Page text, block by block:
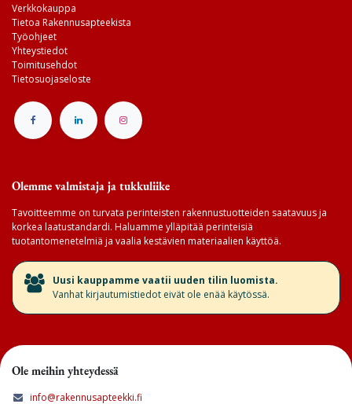
Verkkokauppa
Tietoa Rakennusapteekista
Työohjeet
Yhteystiedot
Toimitusehdot
Tietosuojaseloste
Olemme valmistaja ja tukkuliike
Tavoitteemme on turvata perinteisten rakennustuotteiden saatavuus ja
korkea laatustandardi. Haluamme ylläpitää perinteisiä
tuotantomenetelmiä ja vaalia kestävien materiaalien käyttöä.
​Uusi kauppamme vaatii uuden tilin luomista.
Vanhat kirjautumistiedot eivät ole enää käytössä.
Ole meihin yhteydessä
info@rakennusapteekki.fi